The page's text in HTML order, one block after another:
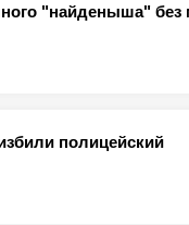
"найденыша" без
полицейский